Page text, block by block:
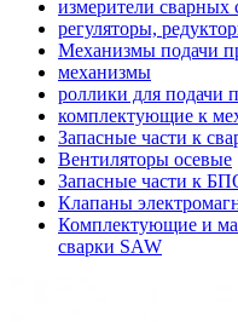
измерители сварных
регуляторы,
Механизмы подачи
механизмы
роллики для подачи
комплектующие к
Запасные части к
Вентиляторы осевые
Запасные части к
Клапаны
Комплектующие и
сварки SAW